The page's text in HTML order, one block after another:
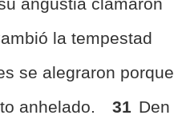
la tempestad
se alegraron porque
anhelado.
31 Den